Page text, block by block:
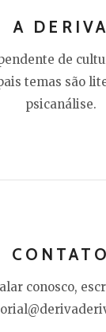
A DERIVA
de
temas são
psicanálise.
CONTATO
conosco,